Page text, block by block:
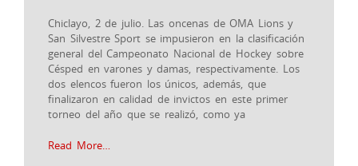
Chiclayo, 2 de julio. Las oncenas de OMA Lions y
San Silvestre Sport se impusieron en la clasificación
general del Campeonato Nacional de Hockey sobre
Césped en varones y damas, respectivamente. Los
dos elencos fueron los únicos, además, que
finalizaron en calidad de invictos en este primer
torneo del año que se realizó, como ya
Read More…